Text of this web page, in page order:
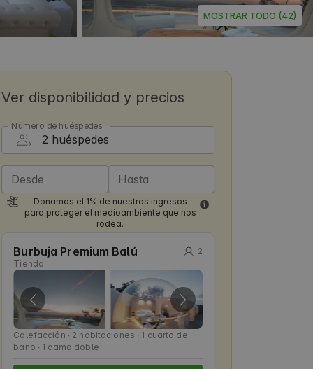
MOSTRAR TODO (42)
Ver disponibilidad y precios
Número de huéspedes
Desde Hasta
Donamos el 1% de nuestros ingresos
para proteger el medioambiente que nos
rodea.
Burbuja Premium Balú
Tienda
2
Calefacción ∙ 2 habitaciones ∙ 1 cuarto de
baño ∙ 1 cama doble